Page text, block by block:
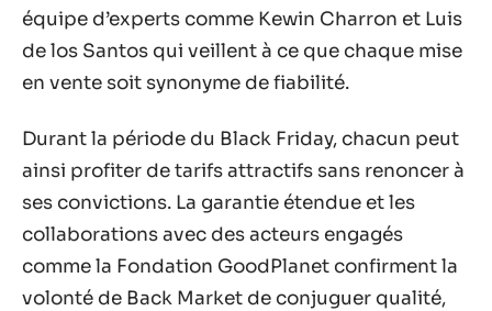
équipe d’experts comme Kewin Charron et Luis
de los Santos qui veillent à ce que chaque mise
en vente soit synonyme de fiabilité.
Durant la période du Black Friday, chacun peut
ainsi profiter de tarifs attractifs sans renoncer à
ses convictions. La garantie étendue et les
collaborations avec des acteurs engagés
comme la Fondation GoodPlanet confirment la
volonté de Back Market de conjuguer qualité,